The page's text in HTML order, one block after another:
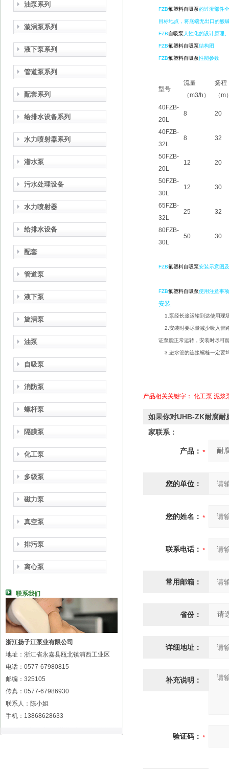
油泵系列
漩涡泵系列
液下泵系列
管道泵系列
配套系列
给排水设备系列
水力喷射器系列
潜水泵
污水处理设备
水力喷射器
给排水设备
配套
管道泵
液下泵
旋涡泵
油泵
自吸泵
消防泵
螺杆泵
隔膜泵
化工泵
多级泵
磁力泵
真空泵
排污泵
离心泵
联系我们
浙江扬子江泵业有限公司
地址：浙江省永嘉县瓯北镇浦西工业区
电话：0577-67980815
邮编：325105
传真：0577-67986930
联系人：陈小姐
手机：13868628633
FZB氟塑料自吸泵的过流部件
目标地点，将底端无出口的酸
FZB自吸泵人性化的设计原理
FZB氟塑料自吸泵结构图
FZB氟塑料自吸泵性能参数
型号
流量
（m3/h）
扬程
（m
40FZB-
20L
8 20
40FZB-
32L
8 32
50FZB-
20L
12 20
50FZB-
30L
12 30
65FZB-
32L
25 32
80FZB-
30L
50 30
FZB氟塑料自吸泵安装示意图
FZB氟塑料自吸泵使用注意事项
安装
1. 泵经长途运输到达使用现
2. 安装时要尽量减少吸入管
证泵能正常运转，安装时尽可
3. 进水管的连接螺栓一定要
产品相关关键字： 化工泵 泥浆
如果你对UHB-ZK耐腐耐
家联系：
产品：
您的单位：
您的姓名：
联系电话：
常用邮箱：
省份：
详细地址：
补充说明：
验证码：